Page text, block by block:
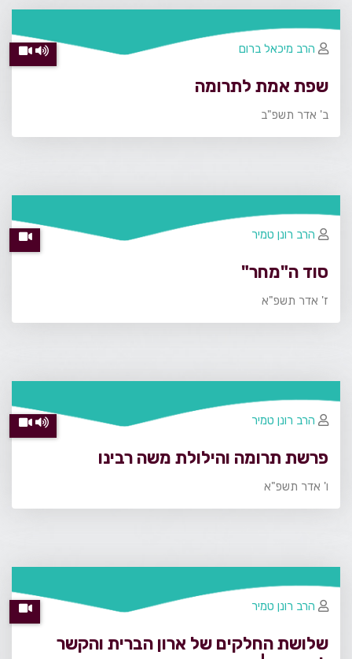
שפת אמת לתרומה
ב' אדר תשפ"ב
הרב מיכאל ברום
סוד ה"מחר"
ז' אדר תשפ"א
הרב רונן טמיר
פרשת תרומה והילולת משה רבינו
ו' אדר תשפ"א
הרב רונן טמיר
שלושת החלקים של ארון הברית והקשר
הרב רונן טמיר